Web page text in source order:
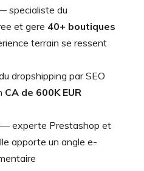
specialiste du
et gere 40+ boutiques
terrain se ressent
dropshipping par SEO
CA de 600K EUR
— experte Prestashop et
apporte un angle e-